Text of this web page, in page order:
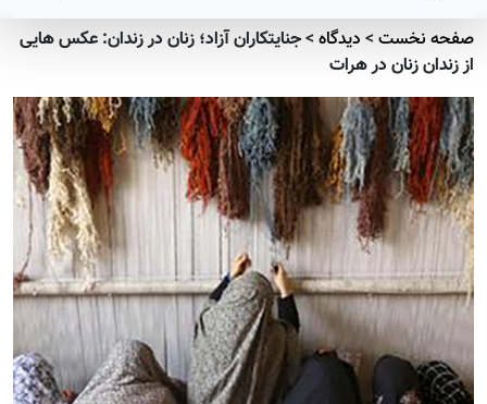
صفحه نخست> دیدگاه>جنایتکاران آزاد؛ زنان در زندان: عکس هایی
از زندان زنان در هرات